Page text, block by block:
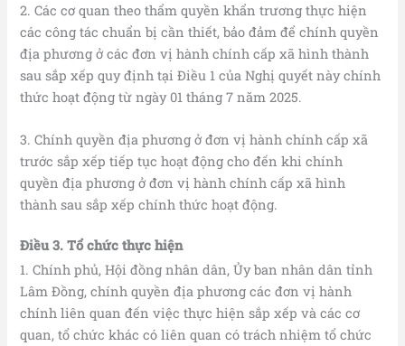
2. Các cơ quan theo thẩm quyền khẩn trương thực hiện
các công tác chuẩn bị cần thiết, bảo đảm để chính quyền
địa phương ở các đơn vị hành chính cấp xã hình thành
sau sắp xếp quy định tại Điều 1 của Nghị quyết này chính
thức hoạt động từ ngày 01 tháng 7 năm 2025.
3. Chính quyền địa phương ở đơn vị hành chính cấp xã
trước sắp xếp tiếp tục hoạt động cho đến khi chính
quyền địa phương ở đơn vị hành chính cấp xã hình
thành sau sắp xếp chính thức hoạt động.
Điều 3. Tổ chức thực hiện
1. Chính phủ, Hội đồng nhân dân, Ủy ban nhân dân tỉnh
Lâm Đồng, chính quyền địa phương các đơn vị hành
chính liên quan đến việc thực hiện sắp xếp và các cơ
quan, tổ chức khác có liên quan có trách nhiệm tổ chức